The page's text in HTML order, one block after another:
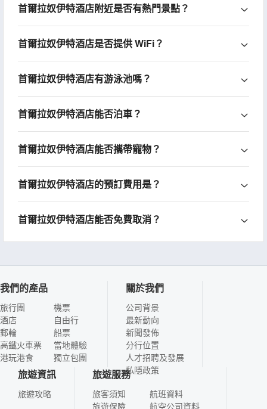
首爾拉奴伊特酒店附近是否有熱門景點？
首爾拉奴伊特酒店是否提供 WiFi？
首爾拉奴伊特酒店有游泳池嗎？
首爾拉奴伊特酒店能否泊車？
首爾拉奴伊特酒店能否攜帶寵物？
首爾拉奴伊特酒店的預訂費用是？
首爾拉奴伊特酒店能否免費取消？
我們的產品
旅行團
酒店
郵輪
高鐵火車票
港玩港食
機票
自由行
船票
當地體驗
獨立包團
關於我們
公司背景
最新動向
新聞發佈
分行位置
人才招聘及發展
私隱政策
旅遊資訊
旅遊攻略
旅遊服務
旅客須知
旅遊保險
航班資料
航空公司資料